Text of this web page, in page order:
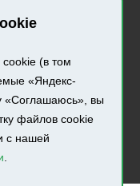
(в том
«Яндекс-
«Соглашаюсь», вы
файлов cookie
с нашей
.
защищены.
сайта.